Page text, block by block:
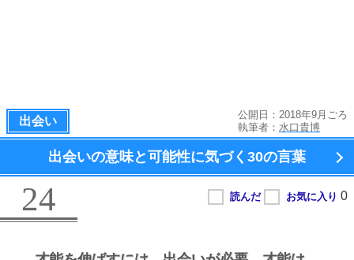
出会い
公開日：2018年9月ごろ
執筆者： 水口貴博
出会いの意味と可能性に気づく 30の言葉
24